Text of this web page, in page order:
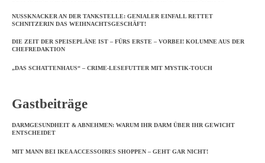
NUSSKNACKER AN DER TANKSTELLE: GENIALER EINFALL RETTET S
CHNITZERIN DAS WEIHNACHTSGESCHÄFT!
DIE ZEIT DER SPEISEPLÄNE IST – FÜRS ERSTE – VORBEI! KOLUMNE AUS DER
CHEFREDAKTION
„DAS SCHATTENHAUS“ – CRIME-LESEFUTTER MIT MYSTIK-TOUCH
Gastbeiträge
DARMGESUNDHEIT & ABNEHMEN: WARUM IHR DARM ÜBER IHR GEWICHT
ENTSCHEIDET
MIT MANN BEI IKEA ACCESSOIRES SHOPPEN – GEHT GAR NICHT!